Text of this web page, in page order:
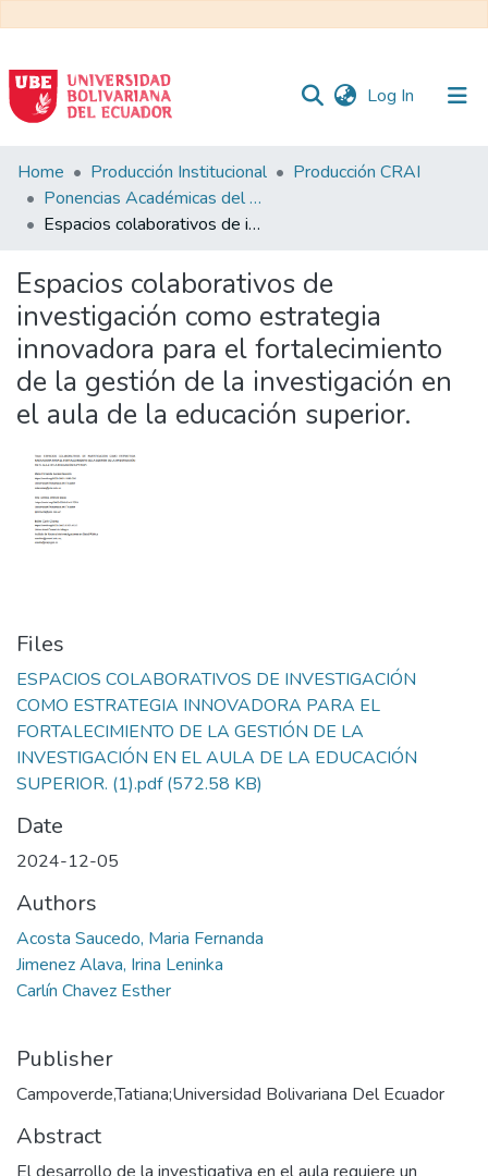
Log In (current)
Communities
&
Collections
Statistics
Home Producción Institucional
Producción CRAI
Ponencias Académicas del CRAI
Espacios colaborativos de investigación como estrategia innovadora para el fortalecimiento de la gestión de la investigación en el aula de la educación superior.
Espacios colaborativos de
investigación como estrategia
innovadora para el fortalecimiento
de la gestión de la investigación en
el aula de la educación superior.
Files
ESPACIOS COLABORATIVOS DE INVESTIGACIÓN
COMO ESTRATEGIA INNOVADORA PARA EL
FORTALECIMIENTO DE LA GESTIÓN DE LA
INVESTIGACIÓN EN EL AULA DE LA EDUCACIÓN
SUPERIOR. (1).pdf(572.58 KB)
Date
2024-12-05
Authors
Acosta Saucedo, Maria Fernanda
Jimenez Alava, Irina Leninka
Carlín Chavez Esther
Publisher
Campoverde,Tatiana;Universidad Bolivariana Del Ecuador
Abstract